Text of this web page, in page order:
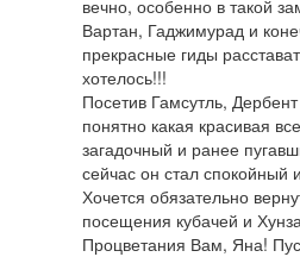
вечно, особенно в такой
Вартан, Гаджимурад и
прекрасные гиды
хотелось!!!
Посетив Гамсутль,
понятно какая красивая
загадочный и ранее
сейчас он стал спокойный
Хочется обязательно
посещения кубачей и
Процветания Вам, Яна!